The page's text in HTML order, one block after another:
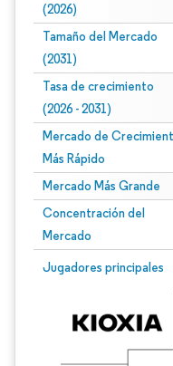
(2026)
Tamaño del Mercado
(2031)
Tasa de crecimiento
(2026 - 2031)
Mercado de
Más Rápido
Mercado Más Grande
Concentración del
Mercado
Jugadores principales
Imagen © Mordor